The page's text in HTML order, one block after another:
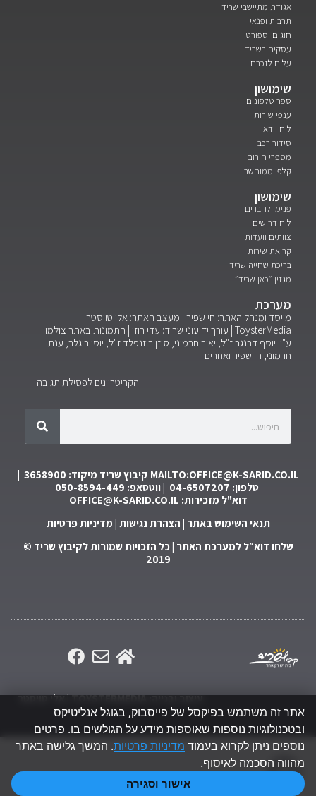
אגודת מתיישבי שריד
תרבות ופנאי
חוגים וספורט
עסקים בשריד
עלים לזכרם
שימושון
ספר טלפונים
ענפי שירות
לוח וידאו
סידור רכב
מספרי חירום
קלפי ממוחשב
שימושון
פנימי לחברים
לוח דרושים
צוותים וועדות
קריאת שירות
בריכת שחייה שריד
מגזין ״כאן שריד״
מערכת
מייסד ומנהל האתר: חי שפיר | מעצב האתר: אלי טויסטר
ToysterMedia | עורך ידיעוני שריד: עדי רוזן | התמונות באתר צולמו
ע"י: יוסף דרנגר ז"ל, יאיר חרמוני, סוזן רוזנפלד ז"ל, יוסי ריגלר, ענת
חרמוני, חי שפיר ואחרים
הקריטריונים לפסילת תגובה
MAILTO:OFFICE@K-SARID.CO.IL
טלפון: 04-6507207 | ווטסאפ: 050-8594-449
דוא"ל מזכירות: OFFICE@K-SARID.CO.IL
תנאי השימוש באתר הצהרת נגישות מדיניות פרטיות
שלחו דוא״ל למערכת האתר | כל הזכויות שמורות לקיבוץ שריד ©
2019
עיצוב ובנייה: TOYSTERMEDIA | אלי טויסטר
אתר זה משתמש בפיקסל של פייסבוק, בגוגל אנליטיקס
ובטכנולוגיות נוספות שאוספות מידע על הגולשים בו. פרטים
נוספים ניתן לקרוא בעמוד מדיניות פרטיות. המשך גלישה באתר
מהווה הסכמה לאיסוף.
אישור וסגירה גלילה